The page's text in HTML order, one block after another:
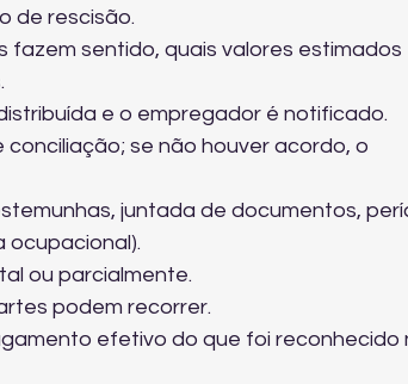
de rescisão.
fazem sentido, quais valores
e o empregador é notificado.
se não houver acordo, o
juntada de documentos,
ocupacional).
ou parcialmente.
podem recorrer.
efetivo do que foi reconhecido